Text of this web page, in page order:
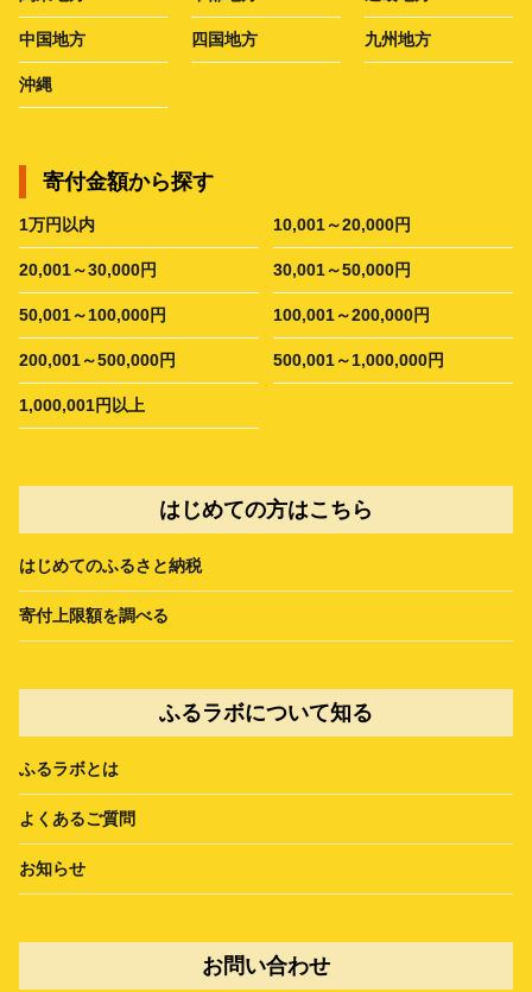
中国地方 四国地方 九州地方
沖縄
寄付金額から探す
1万円以内 10,001～20,000円
20,001～30,000円 30,001～50,000円
50,001～100,000円 100,001～200,000円
200,001～500,000円 500,001～1,000,000円
1,000,001円以上
はじめての方はこちら
はじめてのふるさと納税
寄付上限額を調べる
ふるラボについて知る
ふるラボとは
よくあるご質問
お知らせ
お問い合わせ